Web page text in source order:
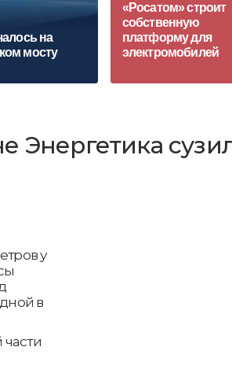
на
мосту
«Росатом» строит
собственную
платформу для
электромобилей
Энергетика
у
в